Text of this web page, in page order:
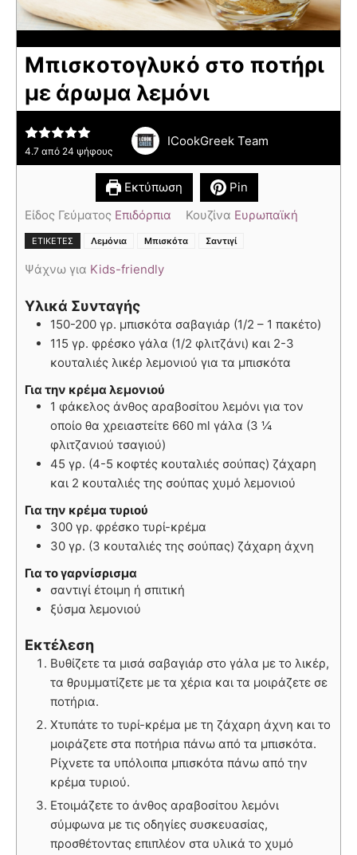
Μπισκοτογλυκό στο ποτήρι
με άρωμα λεμόνι
4.7 από 24 ψήφους
ICookGreek Team
Εκτύπωση
Pin
Είδος Γεύματος Επιδόρπια Κουζίνα Ευρωπαϊκή
ΕΤΙΚΈΤΕΣ Λεμόνια Μπισκότα Σαντιγί
Ψάχνω για Kids-friendly
Υλικά Συνταγής
150-200 γρ. μπισκότα σαβαγιάρ (1/2 – 1 πακέτο)
115 γρ. φρέσκο γάλα (1/2 φλιτζάνι) και 2-3
κουταλιές λικέρ λεμονιού για τα μπισκότα
Για την κρέμα λεμονιού
1 φάκελος άνθος αραβοσίτου λεμόνι για τον
οποίο θα χρειαστείτε 660 ml γάλα (3 ¼
φλιτζανιού τσαγιού)
45 γρ. (4-5 κοφτές κουταλιές σούπας) ζάχαρη
και 2 κουταλιές της σούπας χυμό λεμονιού
Για την κρέμα τυριού
300 γρ. φρέσκο τυρί-κρέμα
30 γρ. (3 κουταλιές της σούπας) ζάχαρη άχνη
Για το γαρνίσρισμα
σαντιγί έτοιμη ή σπιτική
ξύσμα λεμονιού
Εκτέλεση
Βυθίζετε τα μισά σαβαγιάρ στο γάλα με το λικέρ,
τα θρυμματίζετε με τα χέρια και τα μοιράζετε σε
ποτήρια.
Χτυπάτε το τυρί-κρέμα με τη ζάχαρη άχνη και το
μοιράζετε στα ποτήρια πάνω από τα μπισκότα.
Ρίχνετε τα υπόλοιπα μπισκότα πάνω από την
κρέμα τυριού.
Ετοιμάζετε το άνθος αραβοσίτου λεμόνι
σύμφωνα με τις οδηγίες συσκευασίας,
προσθέτοντας επιπλέον στα υλικά το χυμό